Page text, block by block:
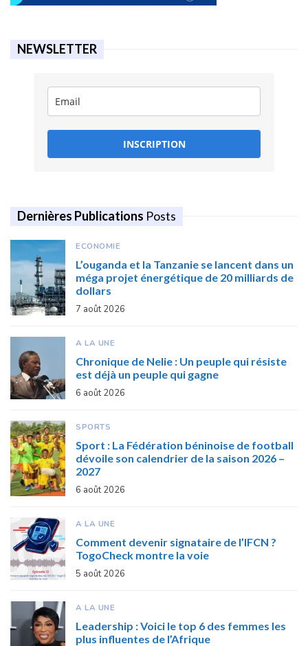
NEWSLETTER
INSCRIPTION
Dernières Publications Posts
ECONOMIE
L’ouganda et la Tanzanie se lancent dans un
méga projet énergétique de 20 milliards de
dollars
7 août 2026
A LA UNE
Chronique de Nelie : Un peuple qui résiste
est déjà un peuple qui gagne
6 août 2026
SPORTS
Sport : La Fédération béninoise de football
dévoile son calendrier de la saison 2026 –
2027
6 août 2026
A LA UNE
Comment devenir signataire de l’IFCN ?
TogoCheck montre la voie
5 août 2026
A LA UNE
Leadership : Voici le top 6 des femmes les
plus influentes de l’Afrique